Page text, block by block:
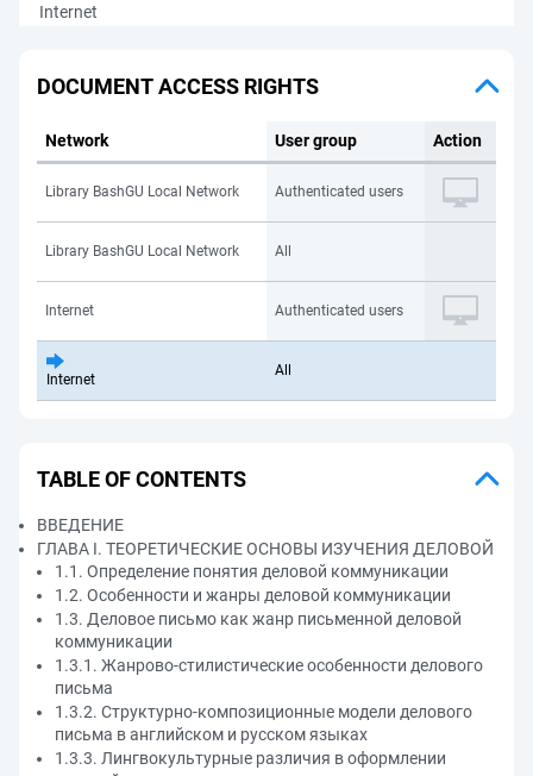
Internet
DOCUMENT ACCESS RIGHTS
Network User group Action
Library BashGU Local Network Authenticated users
Library BashGU Local Network All
Internet Authenticated users
Internet
All
TABLE OF CONTENTS
ВВЕДЕНИЕ
ГЛАВА I. ТЕОРЕТИЧЕСКИЕ ОСНОВЫ ИЗУЧЕНИЯ ДЕЛОВОЙ
1.1. Определение понятия деловой коммуникации
1.2. Особенности и жанры деловой коммуникации
1.3. Деловое письмо как жанр письменной деловой
коммуникации
1.3.1. Жанрово-стилистические особенности делового
письма
1.3.2. Структурно-композиционные модели делового
письма в английском и русском языках
1.3.3. Лингвокультурные различия в оформлении